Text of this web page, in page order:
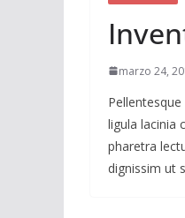
marzo 24,
ligula lacinia
pharetra
dignissim ut